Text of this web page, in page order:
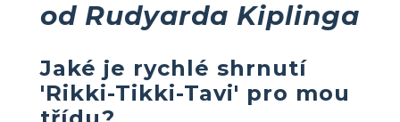
od Rudyarda Kiplinga
Jaké je rychlé shrnutí
'Rikki-Tikki-Tavi' pro mou